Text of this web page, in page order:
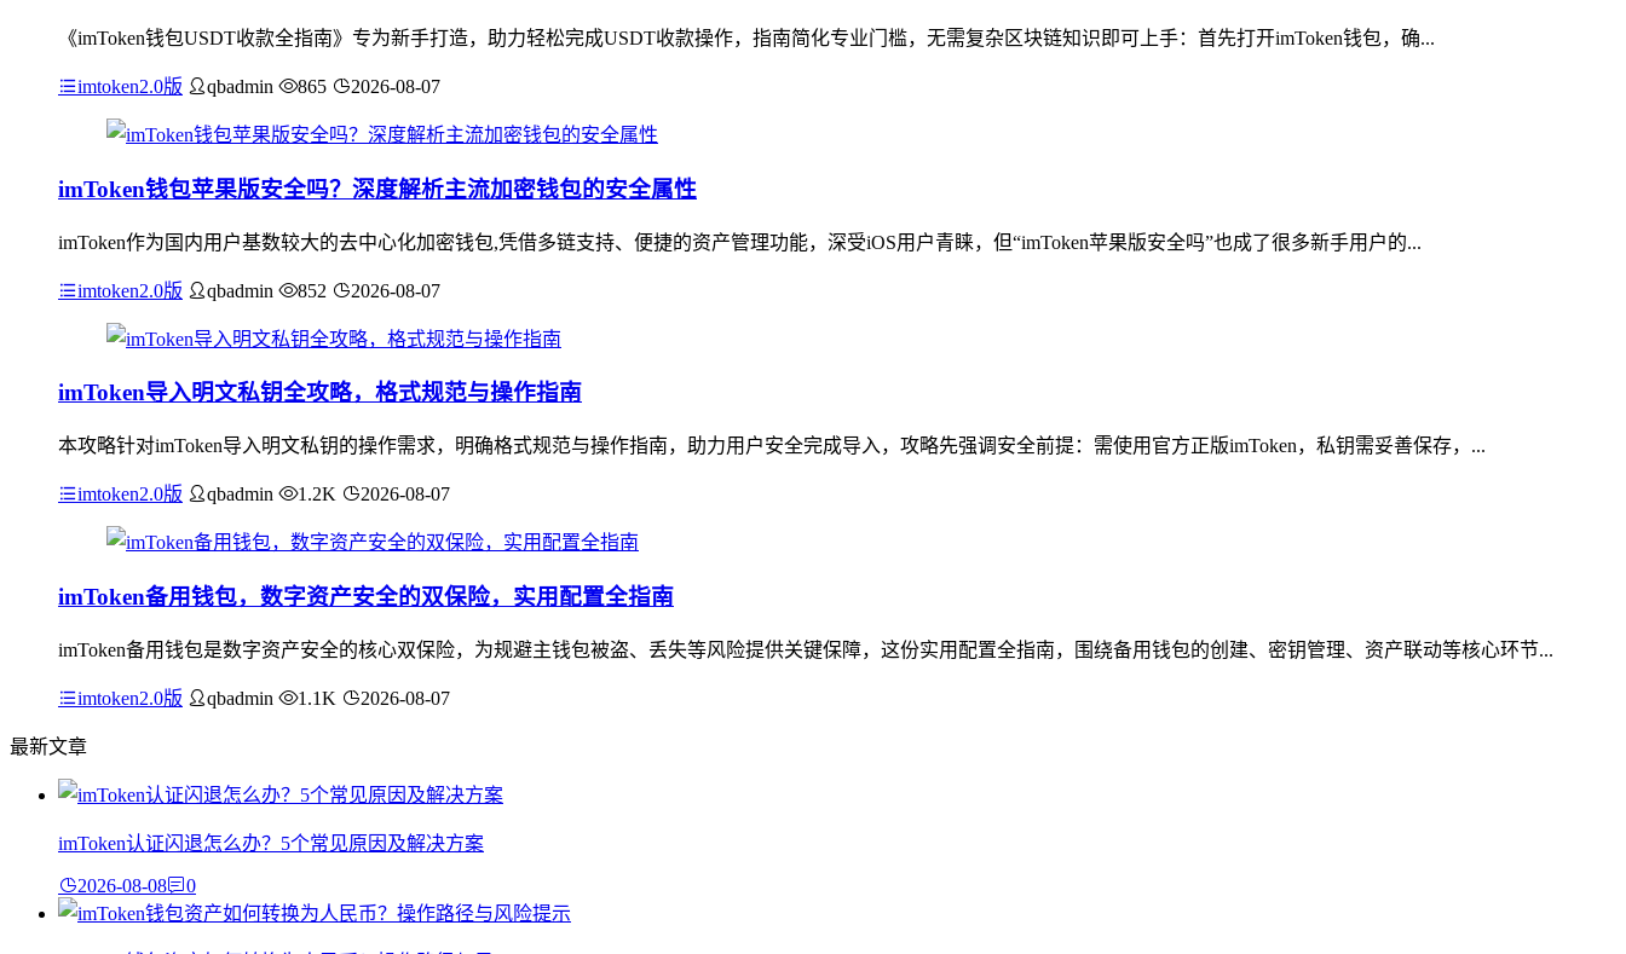
《imToken钱包USDT收款全指南》专为新手打造，助力轻松完成USDT收款操作，指南简化专业门槛，无需复杂区块链知识即可上手：首先打开imToken钱包，确...
imtoken2.0版 qbadmin 865 2026-08-07
imToken钱包苹果版安全吗？深度解析主流加密钱包的安全属性
imToken作为国内用户基数较大的去中心化加密钱包,凭借多链支持、便捷的资产管理功能，深受iOS用户青睐，但“imToken苹果版安全吗”也成了很多新手用户的...
imtoken2.0版 qbadmin 852 2026-08-07
imToken导入明文私钥全攻略，格式规范与操作指南
本攻略针对imToken导入明文私钥的操作需求，明确格式规范与操作指南，助力用户安全完成导入，攻略先强调安全前提：需使用官方正版imToken，私钥需妥善保存，...
imtoken2.0版 qbadmin 1.2K 2026-08-07
imToken备用钱包，数字资产安全的双保险，实用配置全指南
imToken备用钱包是数字资产安全的核心双保险，为规避主钱包被盗、丢失等风险提供关键保障，这份实用配置全指南，围绕备用钱包的创建、密钥管理、资产联动等核心环节...
imtoken2.0版 qbadmin 1.1K 2026-08-07
最新文章
imToken认证闪退怎么办？5个常见原因及解决方案
2026-08-08 0